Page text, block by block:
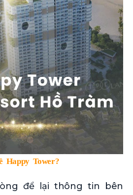
Happy Tower?
để lại thông tin bên